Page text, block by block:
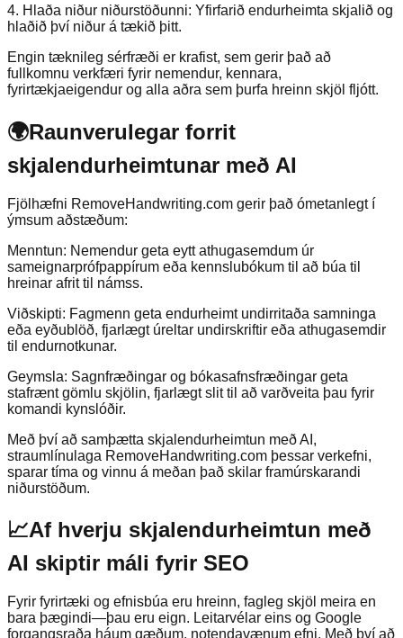
4. Hlaða niður niðurstöðunni: Yfirfarið endurheimta skjalið og
hlaðið því niður á tækið þitt.
Engin tæknileg sérfræði er krafist, sem gerir það að
fullkomnu verkfæri fyrir nemendur, kennara,
fyrirtækjaeigendur og alla aðra sem þurfa hreinn skjöl fljótt.
🌍Raunverulegar forrit
skjalendurheimtunar með AI
Fjölhæfni RemoveHandwriting.com gerir það ómetanlegt í
ýmsum aðstæðum:
Menntun: Nemendur geta eytt athugasemdum úr
sameignarprófpappírum eða kennslubókum til að búa til
hreinar afrit til námss.
Viðskipti: Fagmenn geta endurheimt undirritaða samninga
eða eyðublöð, fjarlægt úreltar undirskriftir eða athugasemdir
til endurnotkunar.
Geymsla: Sagnfræðingar og bókasafnsfræðingar geta
stafrænt gömlu skjölin, fjarlægt slit til að varðveita þau fyrir
komandi kynslóðir.
Með því að samþætta skjalendurheimtun með AI,
straumlínulaga RemoveHandwriting.com þessar verkefni,
sparar tíma og vinnu á meðan það skilar framúrskarandi
niðurstöðum.
📈Af hverju skjalendurheimtun með
AI skiptir máli fyrir SEO
Fyrir fyrirtæki og efnisbúa eru hreinn, fagleg skjöl meira en
bara þægindi—þau eru eign. Leitarvélar eins og Google
forgangsraða háum gæðum, notendavænum efni. Með því að